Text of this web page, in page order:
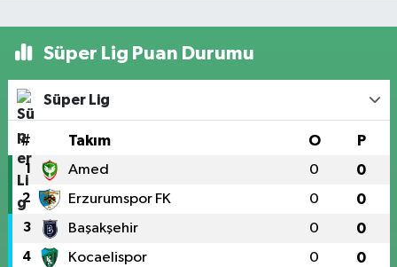
Süper Lig Puan Durumu
Süper Lig
# Takım O P
1 Amed 0 0
2 Erzurumspor FK 0 0
3 Başakşehir 0 0
4 Kocaelispor 0 0